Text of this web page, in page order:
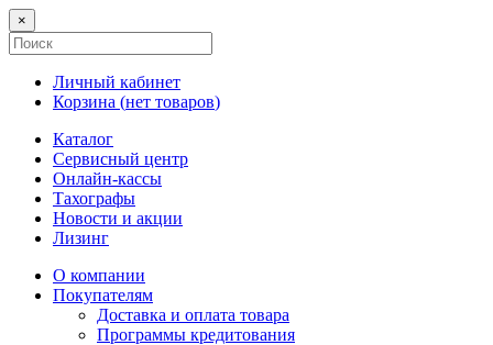
×
Личный кабинет
Корзина (нет товаров)
Каталог
Сервисный центр
Онлайн-кассы
Тахографы
Новости и акции
Лизинг
О компании
Покупателям
Доставка и оплата товара
Программы кредитования